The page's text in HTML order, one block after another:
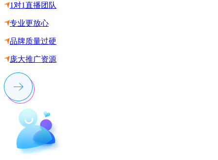
1对1直播团队
专业更放心
品牌质量过硬
庞大推广资源